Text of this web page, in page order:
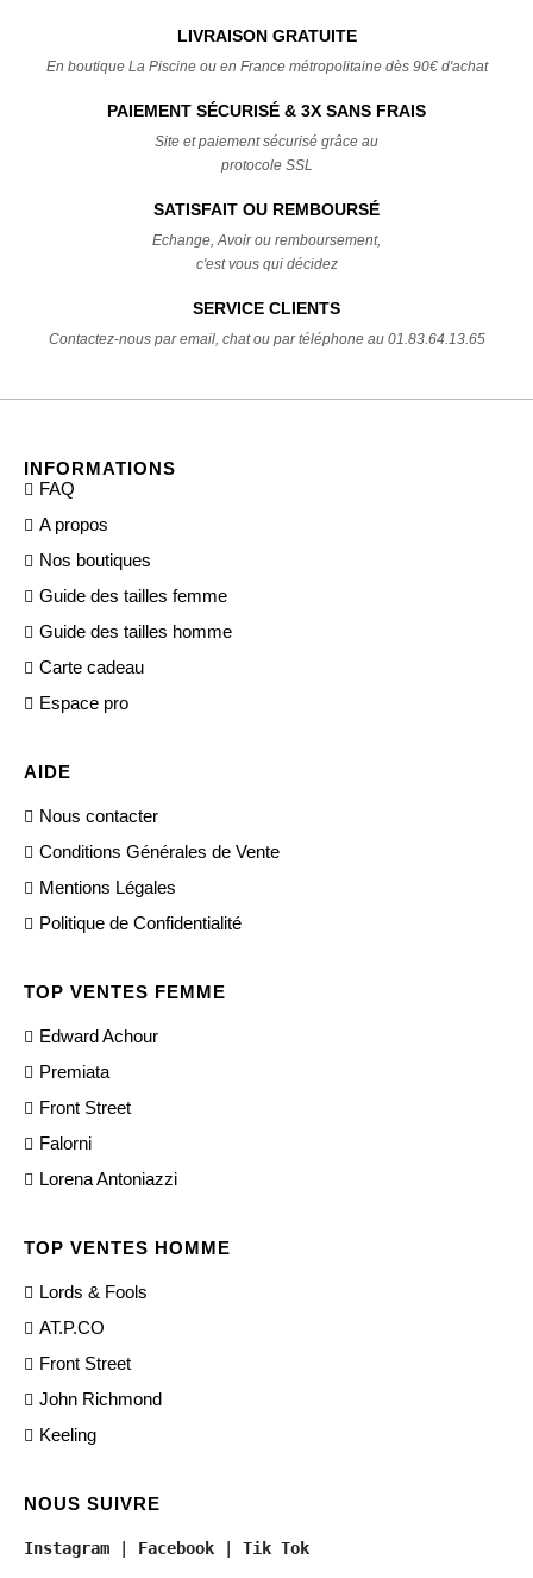
LIVRAISON GRATUITE
En boutique La Piscine ou en France métropolitaine dès 90€ d'achat
PAIEMENT SÉCURISÉ & 3X SANS FRAIS
Site et paiement sécurisé grâce au
protocole SSL
SATISFAIT OU REMBOURSÉ
Echange, Avoir ou remboursement,
c'est vous qui décidez
SERVICE CLIENTS
Contactez-nous par email, chat ou par téléphone au 01.83.64.13.65
INFORMATIONS
FAQ
A propos
Nos boutiques
Guide des tailles femme
Guide des tailles homme
Carte cadeau
Espace pro
AIDE
Nous contacter
Conditions Générales de Vente
Mentions Légales
Politique de Confidentialité
TOP VENTES FEMME
Edward Achour
Premiata
Front Street
Falorni
Lorena Antoniazzi
TOP VENTES HOMME
Lords & Fools
AT.P.CO
Front Street
John Richmond
Keeling
NOUS SUIVRE
Instagram | Facebook | Tik Tok